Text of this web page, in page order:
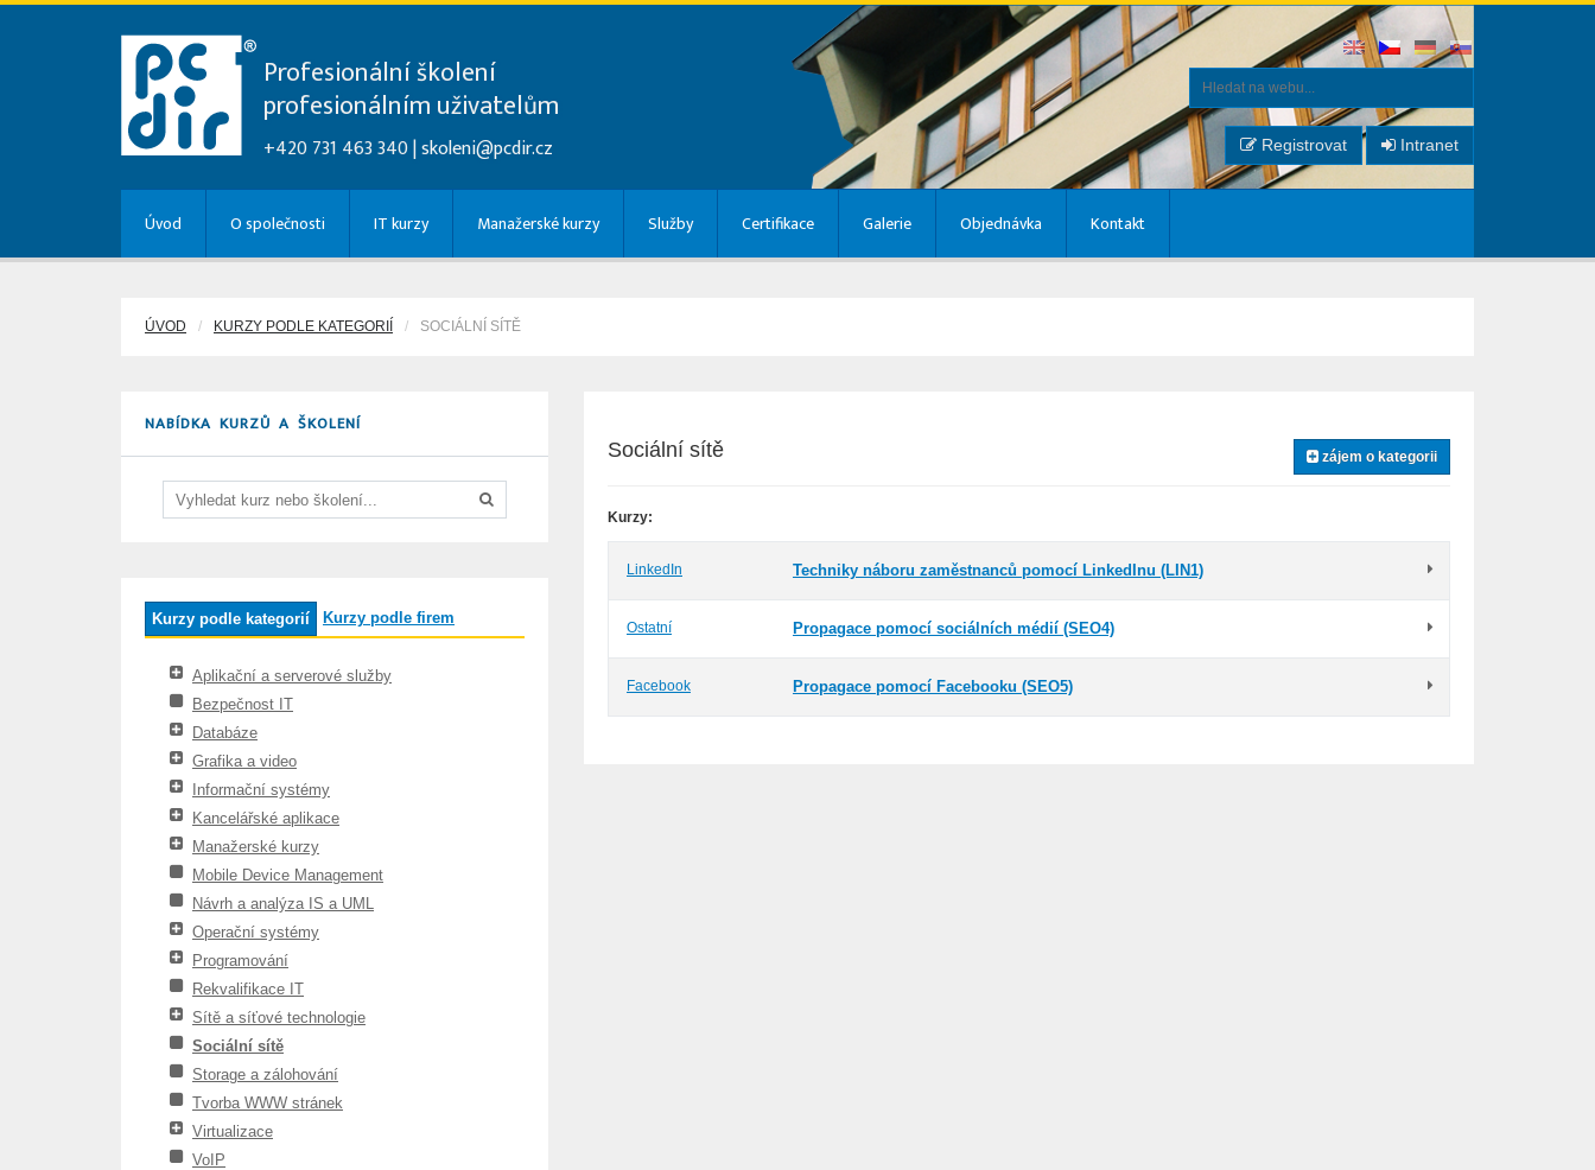
Profesionální školení
profesionálním uživatelům
+420 731 463 340 |skoleni@pcdir.cz Registrovat Intranet
Úvod O společnosti IT kurzy Manažerské kurzy Služby Certifikace Galerie Objednávka Kontakt
ÚVOD KURZY PODLE KATEGORIÍ SOCIÁLNÍ SÍTĚ
NABÍDKA KURZŮ A ŠKOLENÍ
Kurzy podle kategorií Kurzy podle firem
Aplikační a serverové služby
Bezpečnost IT
Databáze
Grafika a video
Informační systémy
Kancelářské aplikace
Manažerské kurzy
Mobile Device Management
Návrh a analýza IS a UML
Operační systémy
Programování
Rekvalifikace IT
Sítě a síťové technologie
Sociální sítě
Storage a zálohování
Tvorba WWW stránek
Virtualizace
VoIP
zájem o kategorii
Sociální sítě
Kurzy:
LinkedIn Techniky náboru zaměstnanců pomocí LinkedInu (LIN1)
Ostatní Propagace pomocí sociálních médií (SEO4)
Facebook Propagace pomocí Facebooku (SEO5)